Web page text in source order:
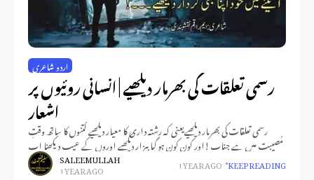
اردو شاعری
رسمی تعلقات کی بھرمار دیکھیے | انسانی روئیوں پر
اشعار
رسمی تعلقات کی بھرمار دیکھیےیعنی کہ رشتہ داری کا معیار دیکھیے کتنوں کا ساتھ وقتِ
مُصیبت میں ہے جناب!اور کون کون ہو گیا بیزار دیکھیے اوروں کے عیب دیکھنا اب
SALEEM ULLAH
1 YEAR AGO 1 YEAR AGO KEEP READING